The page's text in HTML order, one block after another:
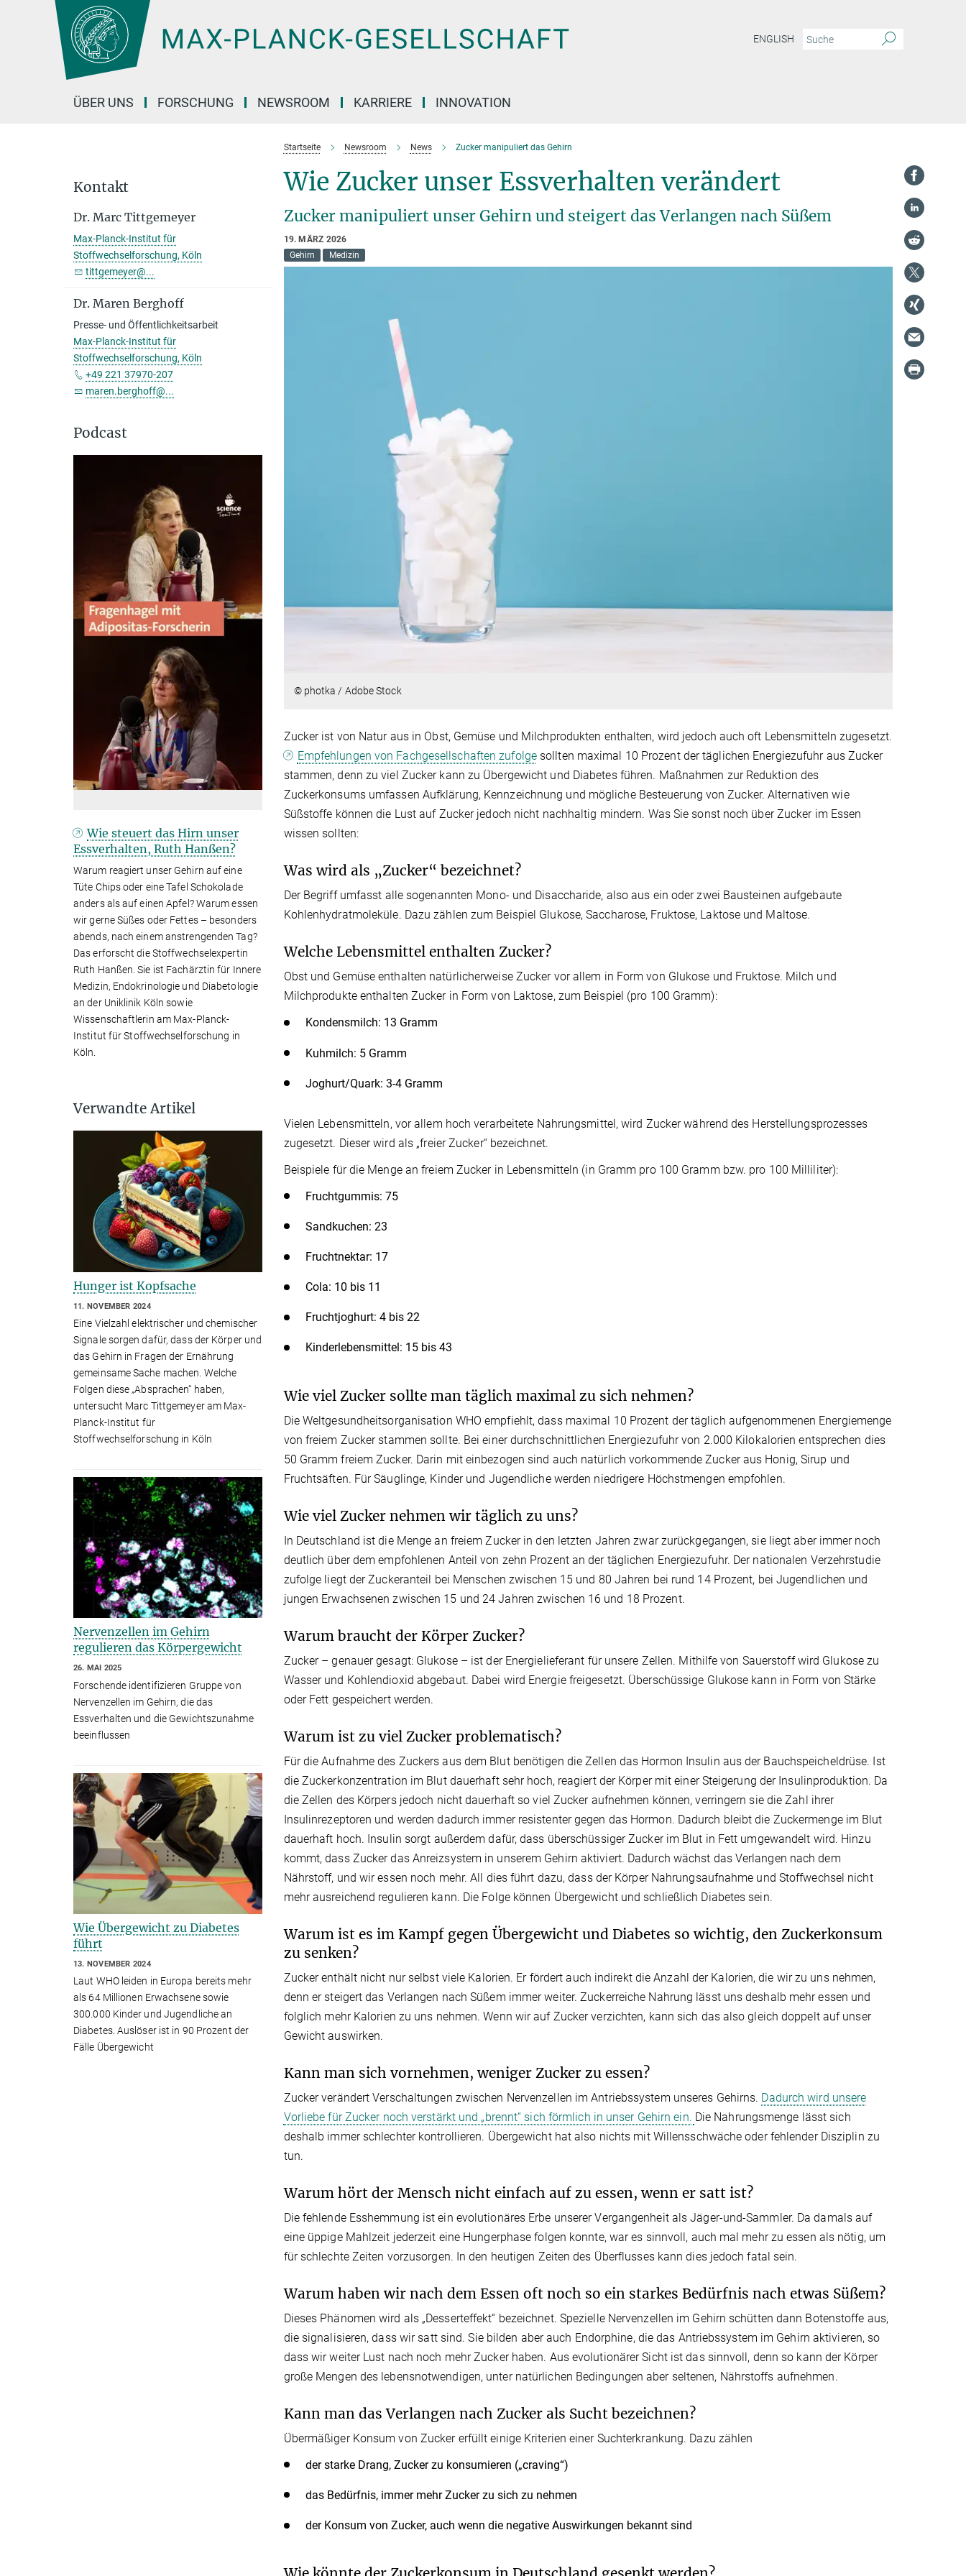
Hauptinhalt
ENGLISH
ÜBER UNS FORSCHUNG NEWSROOM KARRIERE INNOVATION
Startseite Newsroom News Zucker manipuliert das Gehirn
Wie Zucker unser Essverhalten verändert
Zucker manipuliert unser Gehirn und steigert das Verlangen nach Süßem
19. MÄRZ 2026
Gehirn
Medizin
© photka / Adobe Stock
Zucker ist von Natur aus in Obst, Gemüse und Milchprodukten enthalten, wird jedoch auch oft Lebensmitteln zugesetzt.
Empfehlungen von Fachgesellschaften zufolgesollten maximal 10 Prozent der täglichen Energiezufuhr aus Zucker
stammen, denn zu viel Zucker kann zu Übergewicht und Diabetes führen. Maßnahmen zur Reduktion des
Zuckerkonsums umfassen Aufklärung, Kennzeichnung und mögliche Besteuerung von Zucker. Alternativen wie
Süßstoffe können die Lust auf Zucker jedoch nicht nachhaltig mindern. Was Sie sonst noch über Zucker im Essen
wissen sollten:
Was wird als „Zucker“ bezeichnet?
Der Begriff umfasst alle sogenannten Mono- und Disaccharide, also aus ein oder zwei Bausteinen aufgebaute
Kohlenhydratmoleküle. Dazu zählen zum Beispiel Glukose, Saccharose, Fruktose, Laktose und Maltose.
Welche Lebensmittel enthalten Zucker?
Obst und Gemüse enthalten natürlicherweise Zucker vor allem in Form von Glukose und Fruktose. Milch und
Milchprodukte enthalten Zucker in Form von Laktose, zum Beispiel (pro 100 Gramm):
Kondensmilch: 13 Gramm
Kuhmilch: 5 Gramm
Joghurt/Quark: 3-4 Gramm
Vielen Lebensmitteln, vor allem hoch verarbeitete Nahrungsmittel, wird Zucker während des Herstellungsprozesses
zugesetzt. Dieser wird als „freier Zucker“ bezeichnet.
Beispiele für die Menge an freiem Zucker in Lebensmitteln (in Gramm pro 100 Gramm bzw. pro 100 Milliliter):
Fruchtgummis: 75
Sandkuchen: 23
Fruchtnektar: 17
Cola: 10 bis 11
Fruchtjoghurt: 4 bis 22
Kinderlebensmittel: 15 bis 43
Wie viel Zucker sollte man täglich maximal zu sich nehmen?
Die Weltgesundheitsorganisation WHO empfiehlt, dass maximal 10 Prozent der täglich aufgenommenen Energiemenge
von freiem Zucker stammen sollte. Bei einer durchschnittlichen Energiezufuhr von 2.000 Kilokalorien entsprechen dies
50 Gramm freiem Zucker. Darin mit einbezogen sind auch natürlich vorkommende Zucker aus Honig, Sirup und
Fruchtsäften. Für Säuglinge, Kinder und Jugendliche werden niedrigere Höchstmengen empfohlen.
Wie viel Zucker nehmen wir täglich zu uns?
In Deutschland ist die Menge an freiem Zucker in den letzten Jahren zwar zurückgegangen, sie liegt aber immer noch
deutlich über dem empfohlenen Anteil von zehn Prozent an der täglichen Energiezufuhr. Der nationalen Verzehrstudie
zufolge liegt der Zuckeranteil bei Menschen zwischen 15 und 80 Jahren bei rund 14 Prozent, bei Jugendlichen und
jungen Erwachsenen zwischen 15 und 24 Jahren zwischen 16 und 18 Prozent.
Warum braucht der Körper Zucker?
Zucker – genauer gesagt: Glukose – ist der Energielieferant für unsere Zellen. Mithilfe von Sauerstoff wird Glukose zu
Wasser und Kohlendioxid abgebaut. Dabei wird Energie freigesetzt. Überschüssige Glukose kann in Form von Stärke
oder Fett gespeichert werden.
Warum ist zu viel Zucker problematisch?
Für die Aufnahme des Zuckers aus dem Blut benötigen die Zellen das Hormon Insulin aus der Bauchspeicheldrüse. Ist
die Zuckerkonzentration im Blut dauerhaft sehr hoch, reagiert der Körper mit einer Steigerung der Insulinproduktion. Da
die Zellen des Körpers jedoch nicht dauerhaft so viel Zucker aufnehmen können, verringern sie die Zahl ihrer
Insulinrezeptoren und werden dadurch immer resistenter gegen das Hormon. Dadurch bleibt die Zuckermenge im Blut
dauerhaft hoch. Insulin sorgt außerdem dafür, dass überschüssiger Zucker im Blut in Fett umgewandelt wird. Hinzu
kommt, dass Zucker das Anreizsystem in unserem Gehirn aktiviert. Dadurch wächst das Verlangen nach dem
Nährstoff, und wir essen noch mehr. All dies führt dazu, dass der Körper Nahrungsaufnahme und Stoffwechsel nicht
mehr ausreichend regulieren kann. Die Folge können Übergewicht und schließlich Diabetes sein.
Warum ist es im Kampf gegen Übergewicht und Diabetes so wichtig, den Zuckerkonsum
zu senken?
Zucker enthält nicht nur selbst viele Kalorien. Er fördert auch indirekt die Anzahl der Kalorien, die wir zu uns nehmen,
denn er steigert das Verlangen nach Süßem immer weiter. Zuckerreiche Nahrung lässt uns deshalb mehr essen und
folglich mehr Kalorien zu uns nehmen. Wenn wir auf Zucker verzichten, kann sich das also gleich doppelt auf unser
Gewicht auswirken.
Kann man sich vornehmen, weniger Zucker zu essen?
Zucker verändert Verschaltungen zwischen Nervenzellen im Antriebssystem unseres Gehirns. Dadurch wird unsere
Vorliebe für Zucker noch verstärkt und „brennt“ sich förmlich in unser Gehirn ein. Die Nahrungsmenge lässt sich
deshalb immer schlechter kontrollieren. Übergewicht hat also nichts mit Willensschwäche oder fehlender Disziplin zu
tun.
Warum hört der Mensch nicht einfach auf zu essen, wenn er satt ist?
Die fehlende Esshemmung ist ein evolutionäres Erbe unserer Vergangenheit als Jäger-und-Sammler. Da damals auf
eine üppige Mahlzeit jederzeit eine Hungerphase folgen konnte, war es sinnvoll, auch mal mehr zu essen als nötig, um
für schlechte Zeiten vorzusorgen. In den heutigen Zeiten des Überflusses kann dies jedoch fatal sein.
Warum haben wir nach dem Essen oft noch so ein starkes Bedürfnis nach etwas Süßem?
Dieses Phänomen wird als „Desserteffekt“ bezeichnet. Spezielle Nervenzellen im Gehirn schütten dann Botenstoffe aus,
die signalisieren, dass wir satt sind. Sie bilden aber auch Endorphine, die das Antriebssystem im Gehirn aktivieren, so
dass wir weiter Lust nach noch mehr Zucker haben. Aus evolutionärer Sicht ist das sinnvoll, denn so kann der Körper
große Mengen des lebensnotwendigen, unter natürlichen Bedingungen aber seltenen, Nährstoffs aufnehmen.
Kann man das Verlangen nach Zucker als Sucht bezeichnen?
Übermäßiger Konsum von Zucker erfüllt einige Kriterien einer Suchterkrankung. Dazu zählen
der starke Drang, Zucker zu konsumieren („craving“)
das Bedürfnis, immer mehr Zucker zu sich zu nehmen
der Konsum von Zucker, auch wenn die negative Auswirkungen bekannt sind
Kontakt
Dr. Marc Tittgemeyer
Max-Planck-Institut für
Stoffwechselforschung, Köln
tittgemeyer@...
Dr. Maren Berghoff
Presse- und Öffentlichkeitsarbeit
Max-Planck-Institut für
Stoffwechselforschung, Köln
+49 221 37970-207
maren.berghoff@...
Podcast
Wie steuert das Hirn unser
Essverhalten, Ruth Hanßen?
Warum reagiert unser Gehirn auf eine
Tüte Chips oder eine Tafel Schokolade
anders als auf einen Apfel? Warum essen
wir gerne Süßes oder Fettes – besonders
abends, nach einem anstrengenden Tag?
Das erforscht die Stoffwechselexpertin
Ruth Hanßen. Sie ist Fachärztin für Innere
Medizin, Endokrinologie und Diabetologie
an der Uniklinik Köln sowie
Wissenschaftlerin am Max-Planck-
Institut für Stoffwechselforschung in
Köln.
Verwandte Artikel
Hunger ist Kopfsache
11. NOVEMBER 2024
Eine Vielzahl elektrischer und chemischer
Signale sorgen dafür, dass der Körper und
das Gehirn in Fragen der Ernährung
gemeinsame Sache machen. Welche
Folgen diese „Absprachen“ haben,
untersucht Marc Tittgemeyer am Max-
Planck-Institut für
Stoffwechselforschung in Köln
Nervenzellen im Gehirn
regulieren das Körpergewicht
26. MAI 2025
Forschende identifizieren Gruppe von
Nervenzellen im Gehirn, die das
Essverhalten und die Gewichtszunahme
beeinflussen
Wie Übergewicht zu Diabetes
führt
13. NOVEMBER 2024
Laut WHO leiden in Europa bereits mehr
als 64 Millionen Erwachsene sowie
300.000 Kinder und Jugendliche an
Diabetes. Auslöser ist in 90 Prozent der
Fälle Übergewicht